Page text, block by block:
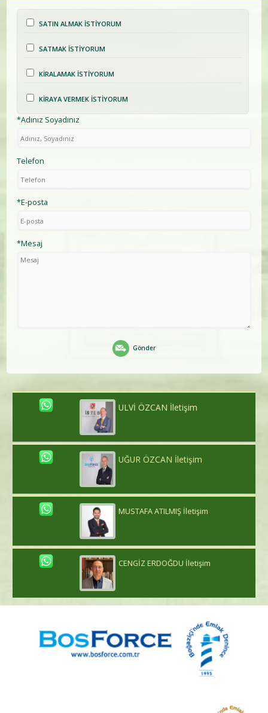
SATIN ALMAK İSTİYORUM
SATMAK İSTİYORUM
KİRALAMAK İSTİYORUM
KİRAYA VERMEK İSTİYORUM
*Adınız Soyadınız
Telefon
*E-posta
*Mesaj
Gönder
ULVİ ÖZCAN İletişim
UĞUR ÖZCAN İletişim
MUSTAFA ATILMIŞ İletişim
CENGİZ ERDOĞDU İletişim